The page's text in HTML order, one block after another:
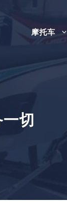
摩托车
切